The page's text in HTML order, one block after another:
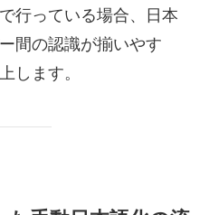
行っている場合、日本
間の認識が揃いやす
します。